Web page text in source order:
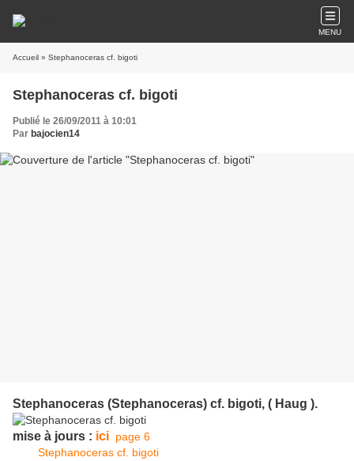
MENU
Accueil » Stephanoceras cf. bigoti
Stephanoceras cf. bigoti
Publié le 26/09/2011 à 10:01
Par bajocien14
Stephanoceras (Stephanoceras) cf. bigoti, ( Haug ).
mise à jours : ici page 6
Stephanoceras cf. bigoti